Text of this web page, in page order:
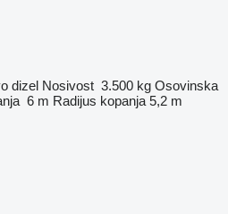
dizel Nosivost 3.500 kg Osovinska
6 m Radijus kopanja 5,2 m